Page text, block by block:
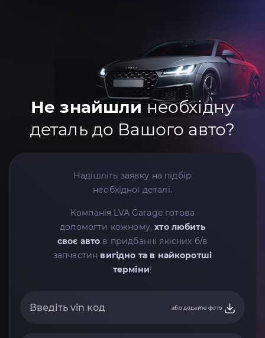
Не знайшлинеобхідну
деталь до Вашого авто?
Надішліть заявку на підбір
необхідної деталі.
Компанія LVA Garage готова
допомогти кожному,хто любить
своє авто в придбанні якісних б/в
запчастин вигідно та в найкоротші
терміни!
або додайте фото